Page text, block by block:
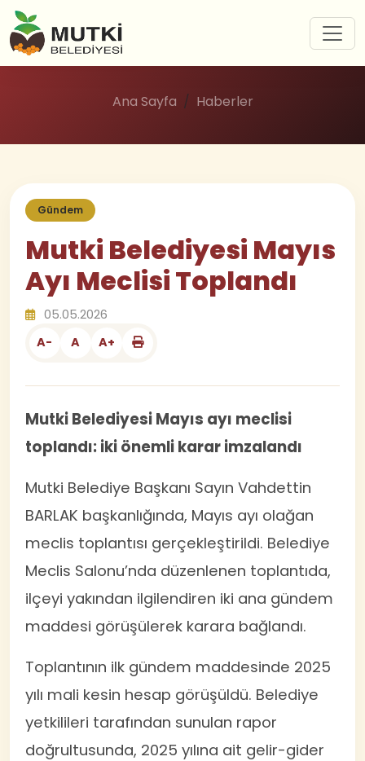
Ana Sayfa Haberler
Gündem
Mutki Belediyesi Mayıs
Ayı Meclisi Toplandı
05.05.2026
A-
A A+
Mutki Belediyesi Mayıs ayı meclisi
toplandı: iki önemli karar imzalandı
Mutki Belediye Başkanı Sayın Vahdettin
BARLAK başkanlığında, Mayıs ayı olağan
meclis toplantısı gerçekleştirildi. Belediye
Meclis Salonu’nda düzenlenen toplantıda,
ilçeyi yakından ilgilendiren iki ana gündem
maddesi görüşülerek karara bağlandı.
Toplantının ilk gündem maddesinde 2025
yılı mali kesin hesap görüşüldü. Belediye
yetkilileri tarafından sunulan rapor
doğrultusunda, 2025 yılına ait gelir-gider